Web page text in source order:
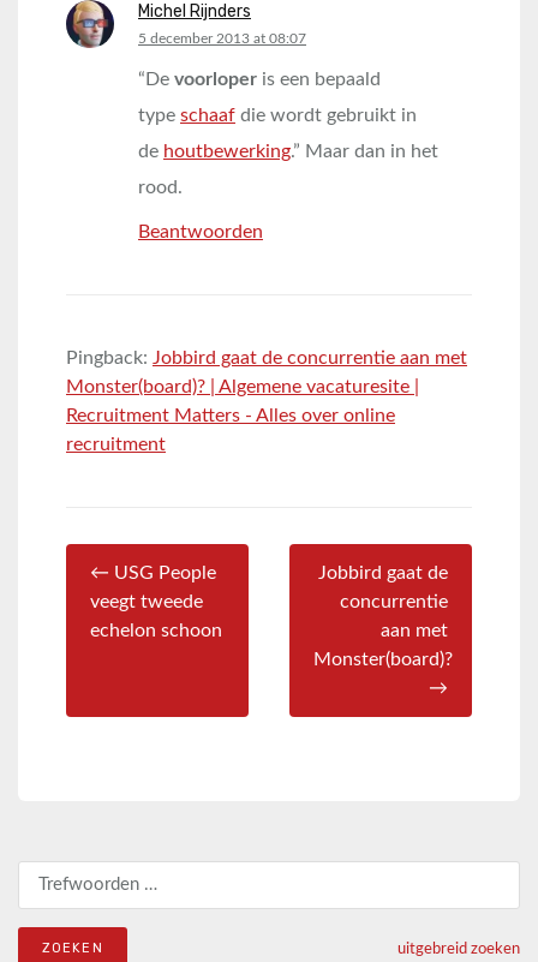
Michel Rijnders
says:
5 december 2013 at 08:07
“De voorloper is een bepaald
type schaaf die wordt gebruikt in
de houtbewerking.” Maar dan in het
rood.
Beantwoorden
Pingback: Jobbird gaat de concurrentie aan met
Monster(board)? | Algemene vacaturesite |
Recruitment Matters - Alles over online
recruitment
← USG People
veegt tweede
echelon schoon
Jobbird gaat de
concurrentie
aan met
Monster(board)?
→
Zoeken naar:
uitgebreid zoeken